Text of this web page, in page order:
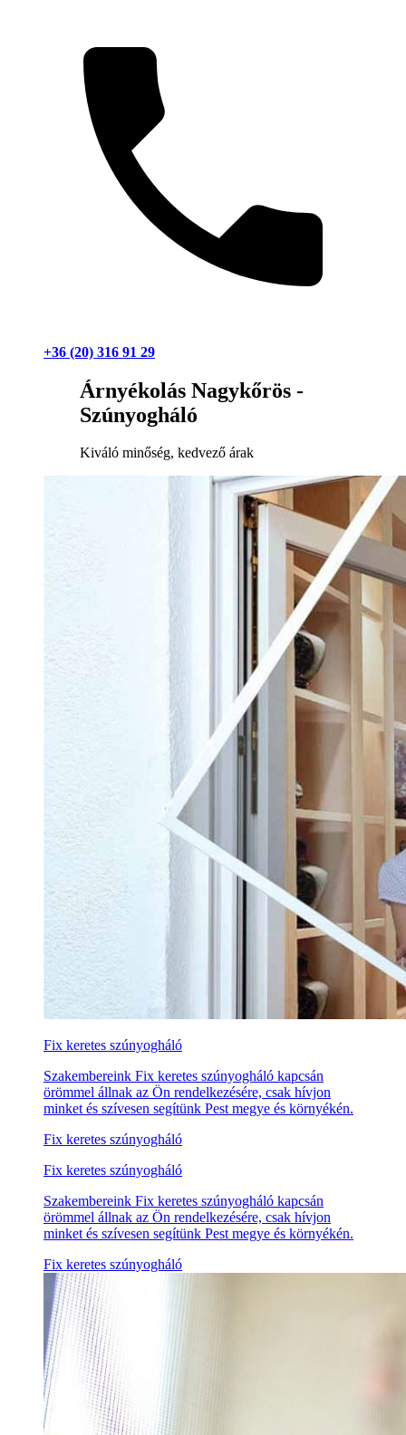
+36 (20) 316 91 29
Árnyékolás Nagykőrös -
Szúnyogháló
Kiváló minőség, kedvező árak
Fix keretes szúnyogháló
Szakembereink Fix keretes szúnyogháló kapcsán
örömmel állnak az Ön rendelkezésére, csak hívjon
minket és szívesen segítünk Pest megye és környékén.
Fix keretes szúnyogháló
Fix keretes szúnyogháló
Szakembereink Fix keretes szúnyogháló kapcsán
örömmel állnak az Ön rendelkezésére, csak hívjon
minket és szívesen segítünk Pest megye és környékén.
Fix keretes szúnyogháló